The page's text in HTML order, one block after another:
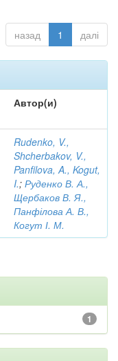
назад 1 далі
Автор(и)
Rudenko, V.,
Shcherbakov, V.,
Panfilova, A., Kogut,
I.; Руденко В. А.,
Щербаков В. Я.,
Панфілова А. В.,
Когут І. М.
1